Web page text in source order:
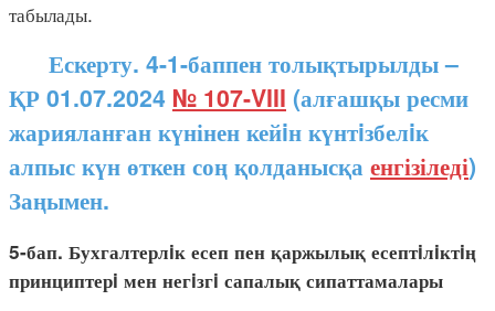
табылады.
Ескерту. 4-1-баппен толықтырылды –
ҚР 01.07.2024 № 107-VIII (алғашқы ресми
жарияланған күнінен кейiн күнтiзбелiк
алпыс күн өткен соң қолданысқа енгізіледі)
Заңымен.
5-бап. Бухгалтерлiк есеп пен қаржылық есептiлiктiң
принциптерi мен негiзгi сапалық сипаттамалары